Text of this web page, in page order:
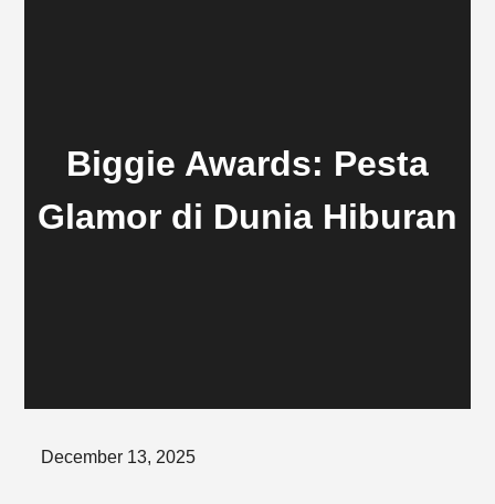
Biggie Awards: Pesta
Glamor di Dunia Hiburan
Posted
December 13, 2025